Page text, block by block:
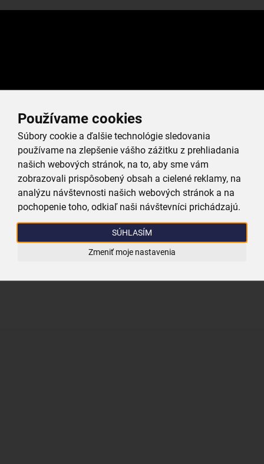
Používame cookies
Súbory cookie a ďalšie technológie sledovania
používame na zlepšenie vášho zážitku z prehliadania
našich webových stránok, na to, aby sme vám
zobrazovali prispôsobený obsah a cielené reklamy, na
analýzu návštevnosti našich webových stránok a na
pochopenie toho, odkiaľ naši návštevníci prichádzajú.
SÚHLASÍM
Zmeniť moje nastavenia